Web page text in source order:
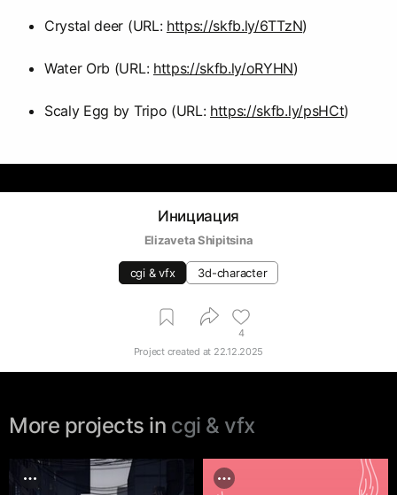
Crystal deer (URL: https://skfb.ly/6TTzN)
Water Orb (URL: https://skfb.ly/oRYHN)
Scaly Egg by Tripo (URL: https://skfb.ly/psHCt)
Инициация
Elizaveta Shipitsina
cgi & vfx 3d-character
4
Project created at 22.12.2025
More projects in cgi & vfx